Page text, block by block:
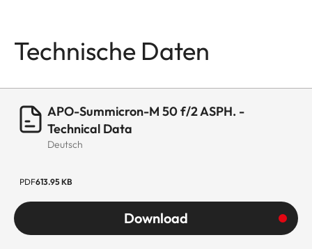
Technische Daten
APO-Summicron-M 50 f/2 ASPH. -
Technical Data
Deutsch
PDF613.95 KB
Download